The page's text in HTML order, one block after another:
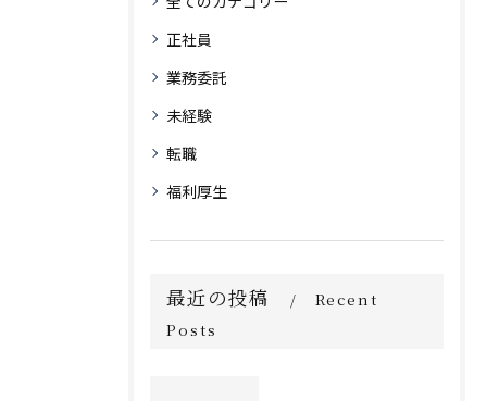
正社員
業務委託
未経験
転職
福利厚生
最近の投稿
Recent
Posts